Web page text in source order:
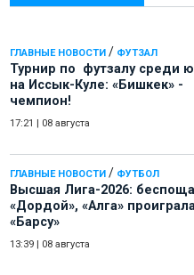
ГЛАВНЫЕ НОВОСТИ / ФУТЗАЛ
Турнир по футзалу среди
на Иссык-Куле: «Бишкек» -
чемпион!
17:21 08 августа
ГЛАВНЫЕ НОВОСТИ / ФУТБОЛ
Высшая Лига-2026:
«Дордой», «Алга»
«Барсу»
13:39 08 августа